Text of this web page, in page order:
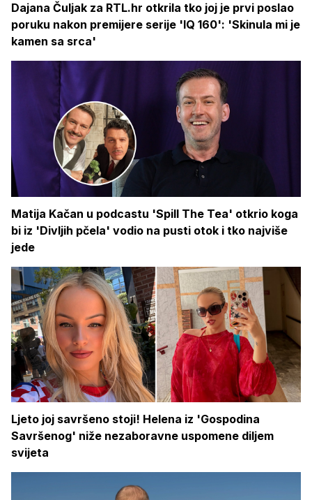
Dajana Čuljak za RTL.hr otkrila tko joj je prvi poslao
poruku nakon premijere serije 'IQ 160': 'Skinula mi je
kamen sa srca'
Matija Kačan u podcastu 'Spill The Tea' otkrio koga
bi iz 'Divljih pčela' vodio na pusti otok i tko najviše
jede
Ljeto joj savršeno stoji! Helena iz 'Gospodina
Savršenog' niže nezaboravne uspomene diljem
svijeta